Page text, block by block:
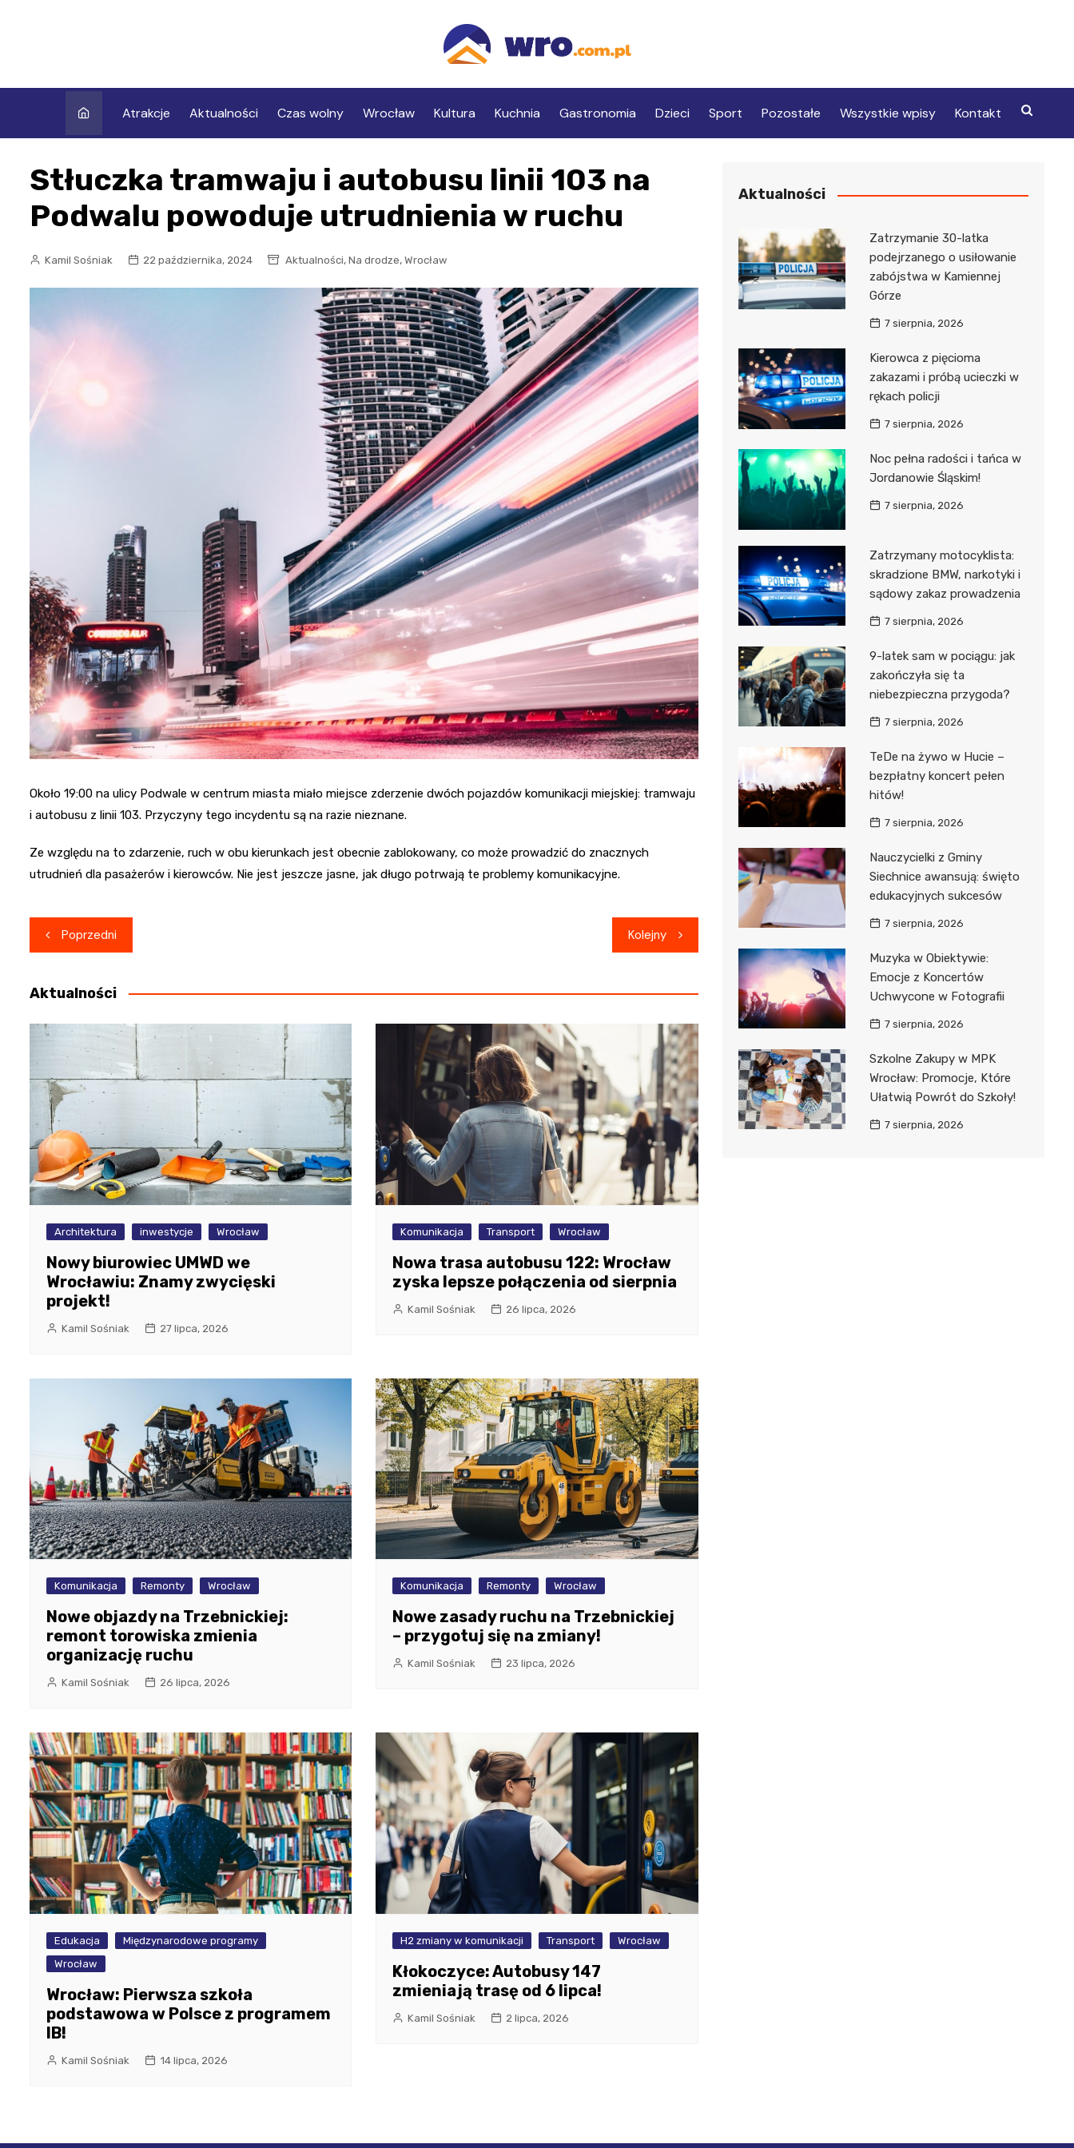
Atrakcje Aktualności Czas wolny Wrocław Kultura Kuchnia Gastronomia Dzieci Sport Pozostałe Wszystkie wpisy Kontakt
Stłuczka tramwaju i autobusu linii 103 na
Podwalu powoduje utrudnienia w ruchu
Kamil Sośniak 22 października, 2024 Aktualności, Na drodze, Wrocław
Około 19:00 na ulicy Podwale w centrum miasta miało miejsce zderzenie dwóch pojazdów komunikacji miejskiej: tramwaju
i autobusu z linii 103. Przyczyny tego incydentu są na razie nieznane.
Ze względu na to zdarzenie, ruch w obu kierunkach jest obecnie zablokowany, co może prowadzić do znacznych
utrudnień dla pasażerów i kierowców. Nie jest jeszcze jasne, jak długo potrwają te problemy komunikacyjne.
Nawigacja
wpisu
Poprzedni Kolejny
Aktualności
Architektura inwestycje Wrocław
Nowy biurowiec UMWD we
Wrocławiu: Znamy zwycięski
projekt!
Kamil Sośniak 27 lipca, 2026
Komunikacja Transport Wrocław
Nowa trasa autobusu 122: Wrocław
zyska lepsze połączenia od sierpnia
Kamil Sośniak 26 lipca, 2026
Komunikacja Remonty Wrocław
Nowe objazdy na Trzebnickiej:
remont torowiska zmienia
organizację ruchu
Kamil Sośniak 26 lipca, 2026
Komunikacja Remonty Wrocław
Nowe zasady ruchu na Trzebnickiej
– przygotuj się na zmiany!
Kamil Sośniak 23 lipca, 2026
Edukacja
Międzynarodowe programy
Wrocław
Wrocław: Pierwsza szkoła
podstawowa w Polsce z programem
IB!
Kamil Sośniak 14 lipca, 2026
H2 zmiany w komunikacji Transport Wrocław
Kłokoczyce: Autobusy 147
zmieniają trasę od 6 lipca!
Kamil Sośniak 2 lipca, 2026
Aktualności
Zatrzymanie 30-latka
podejrzanego o usiłowanie
zabójstwa w Kamiennej
Górze
7 sierpnia, 2026
Kierowca z pięcioma
zakazami i próbą ucieczki w
rękach policji
7 sierpnia, 2026
Noc pełna radości i tańca w
Jordanowie Śląskim!
7 sierpnia, 2026
Zatrzymany motocyklista:
skradzione BMW, narkotyki i
sądowy zakaz prowadzenia
7 sierpnia, 2026
9-latek sam w pociągu: jak
zakończyła się ta
niebezpieczna przygoda?
7 sierpnia, 2026
TeDe na żywo w Hucie –
bezpłatny koncert pełen
hitów!
7 sierpnia, 2026
Nauczycielki z Gminy
Siechnice awansują: święto
edukacyjnych sukcesów
7 sierpnia, 2026
Muzyka w Obiektywie:
Emocje z Koncertów
Uchwycone w Fotografii
7 sierpnia, 2026
Szkolne Zakupy w MPK
Wrocław: Promocje, Które
Ułatwią Powrót do Szkoły!
7 sierpnia, 2026